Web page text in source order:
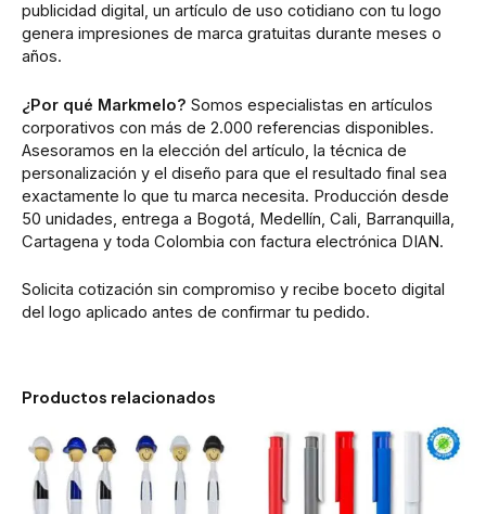
publicidad digital, un artículo de uso cotidiano con tu logo
genera impresiones de marca gratuitas durante meses o
años.
¿Por qué Markmelo? Somos especialistas en artículos
corporativos con más de 2.000 referencias disponibles.
Asesoramos en la elección del artículo, la técnica de
personalización y el diseño para que el resultado final sea
exactamente lo que tu marca necesita. Producción desde
50 unidades, entrega a Bogotá, Medellín, Cali, Barranquilla,
Cartagena y toda Colombia con factura electrónica DIAN.
Solicita cotización sin compromiso y recibe boceto digital
del logo aplicado antes de confirmar tu pedido.
Productos relacionados